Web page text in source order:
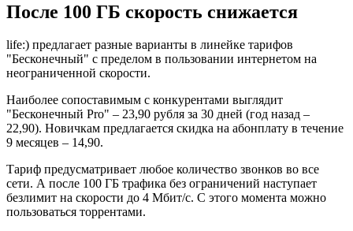
После 100 ГБ скорость снижается
life:) предлагает разные варианты в линейке тарифов
"Бесконечный" с пределом в пользовании интернетом на
неограниченной скорости.
Наиболее сопоставимым с конкурентами выглядит
"Бесконечный Pro" – 23,90 рубля за 30 дней (год назад –
22,90). Новичкам предлагается скидка на абонплату в течение
9 месяцев – 14,90.
Тариф предусматривает любое количество звонков во все
сети. А после 100 ГБ трафика без ограничений наступает
безлимит на скорости до 4 Мбит/с. С этого момента можно
пользоваться торрентами.